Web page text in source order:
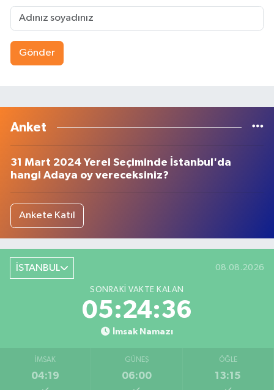
Gönder
Anket
31 Mart 2024 Yerel Seçiminde İstanbul'da
hangi Adaya oy vereceksiniz?
Ankete Katıl
İSTANBUL 08.08.2026
SONRAKI VAKTE KALAN
05:24:35
İmsak Namazı
İMSAK
04:19
GÜNEŞ
06:00
ÖĞLE
13:15